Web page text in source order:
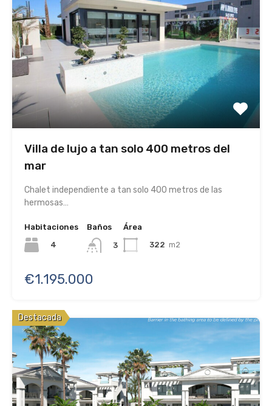
Villa de lujo a tan solo 400 metros del
mar
Chalet independiente a tan solo 400 metros de las
hermosas…
Habitaciones
4
Baños
3
Área
322 m2
€1.195.000
Destacada